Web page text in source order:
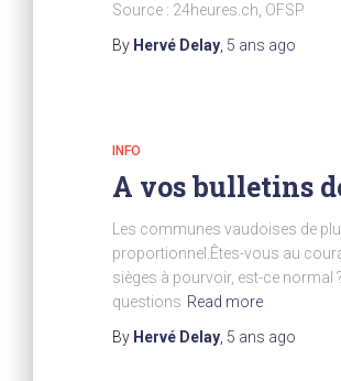
Source : 24heures.ch, OFSP
By Hervé Delay 5 ans ago
INFO
A vos bulletins
Les communes vaudoises de
proportionnel.Êtes-vous au
sièges à pourvoir, est-ce normal
questions Read more
By Hervé Delay 5 ans ago